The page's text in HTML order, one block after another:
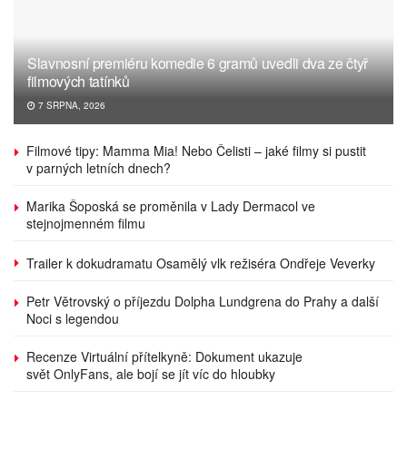
Slavnosní premiéru komedie 6 gramů uvedli dva ze čtyř
filmových tatínků
7 SRPNA, 2026
Filmové tipy: Mamma Mia! Nebo Čelisti – jaké filmy si pustit
v parných letních dnech?
Marika Šoposká se proměnila v Lady Dermacol ve
stejnojmenném filmu
Trailer k dokudramatu Osamělý vlk režiséra Ondřeje Veverky
Petr Větrovský o příjezdu Dolpha Lundgrena do Prahy a další
Noci s legendou
Recenze Virtuální přítelkyně: Dokument ukazuje
svět OnlyFans, ale bojí se jít víc do hloubky